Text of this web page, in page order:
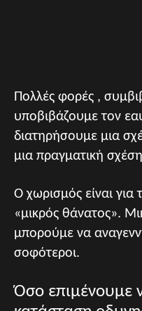
Πολλές φορές ,
υποβιβάζουμε τον
διατηρήσουμε μια
μια πραγματική
Ο χωρισμός είναι
«μικρός θάνατος».
μπορούμε να
σοφότεροι.
Όσο επιμένουμε